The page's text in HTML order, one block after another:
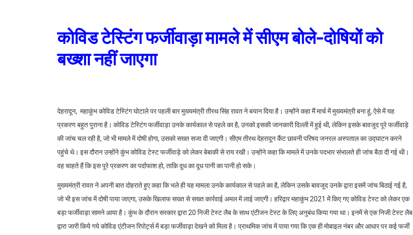
कोविड टेस्टिंग फर्जीवाड़ा मामले में सीएम बोले-दोषियों को
बख्शा नहीं जाएगा
देहरादून, महाकुंभ कोविड टेस्टिंग घोटाले पर पहली बार मुख्यमंत्री तीरथ सिंह रावत ने बयान दिया है। उन्होंने कहा मैं मार्च में मुख्यमंत्री बना हूं, ऐसे में यह
प्रकरण बहुत पुराना है। कोविड टेस्टिंग फर्जीवाड़ा उनके कार्यकाल से पहले का है, उनको इसकी जानकारी दिल्ली में हुई थी, लेकिन इसके बावजूद पूरे फर्जीवाड़े
की जांच चल रही है, जो भी मामले में दोषी होगा, उसको सख्त सजा दी जाएगी। सीएम तीरथ देहरादून कैंट छावनी परिषद जनरल अस्पताल का उद्घाटन करने
पहुंचे थे। इस दौरान उन्होंने कुंभ कोविड टेस्ट फर्जीवाड़े को लेकर बेबाकी से राय रखी। उन्होंने कहा कि मामले में उनके पदभार संभालते ही जांच बैठा दी गई थी।
वह चाहते हैं कि इस पूरे प्रकरण का पर्दाफाश हो, ताकि दूध का दूध पानी का पानी हो सके।
मुख्यमंत्री रावत ने अपनी बात दोहराते हुए कहा कि भले ही यह मामला उनके कार्यकाल से पहले का है, लेकिन उसके बावजूद उनके द्वारा इसमें जांच बिठाई गई है,
जो भी इस जांच में दोषी पाया जाएगा, उसके खिलाफ सख्त से सख्त कार्रवाई अमल में लाई जाएगी। हरिद्वार महाकुंभ 2021 में किए गए कोविड टेस्ट को लेकर एक
बड़ा फर्जीवाड़ा सामने आया है। कुंभ के दौरान सरकार द्वारा 20 निजी टेस्ट लैब के साथ एंटीजन टेस्ट के लिए अनुबंध किया गया था। इनमें से एक निजी टेस्ट लैब
द्वारा जारी किये गये कोविड एंटीजन रिपोर्ट्स में बड़ा फर्जीवाड़ा देखने को मिला है। प्राथमिक जांच में पाया गया कि एक ही मोबाइल नंबर और आधार पर कई फर्जी